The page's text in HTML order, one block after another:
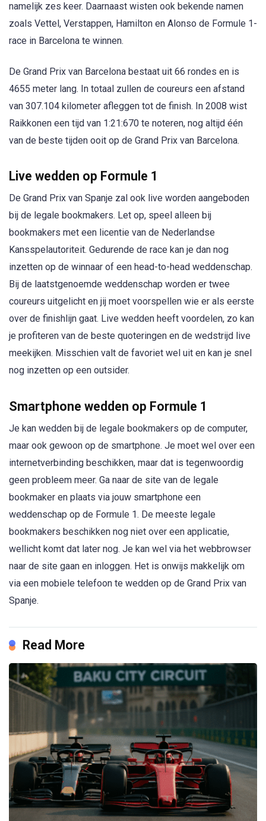
namelijk zes keer. Daarnaast wisten ook bekende namen
zoals Vettel, Verstappen, Hamilton en Alonso de Formule 1-
race in Barcelona te winnen.
De Grand Prix van Barcelona bestaat uit 66 rondes en is
4655 meter lang. In totaal zullen de coureurs een afstand
van 307.104 kilometer afleggen tot de finish. In 2008 wist
Raikkonen een tijd van 1:21:670 te noteren, nog altijd één
van de beste tijden ooit op de Grand Prix van Barcelona.
Live wedden op Formule 1
De Grand Prix van Spanje zal ook live worden aangeboden
bij de legale bookmakers. Let op, speel alleen bij
bookmakers met een licentie van de Nederlandse
Kansspelautoriteit. Gedurende de race kan je dan nog
inzetten op de winnaar of een head-to-head weddenschap.
Bij de laatstgenoemde weddenschap worden er twee
coureurs uitgelicht en jij moet voorspellen wie er als eerste
over de finishlijn gaat. Live wedden heeft voordelen, zo kan
je profiteren van de beste quoteringen en de wedstrijd live
meekijken. Misschien valt de favoriet wel uit en kan je snel
nog inzetten op een outsider.
Smartphone wedden op Formule 1
Je kan wedden bij de legale bookmakers op de computer,
maar ook gewoon op de smartphone. Je moet wel over een
internetverbinding beschikken, maar dat is tegenwoordig
geen probleem meer. Ga naar de site van de legale
bookmaker en plaats via jouw smartphone een
weddenschap op de Formule 1. De meeste legale
bookmakers beschikken nog niet over een applicatie,
wellicht komt dat later nog. Je kan wel via het webbrowser
naar de site gaan en inloggen. Het is onwijs makkelijk om
via een mobiele telefoon te wedden op de Grand Prix van
Spanje.
Read More